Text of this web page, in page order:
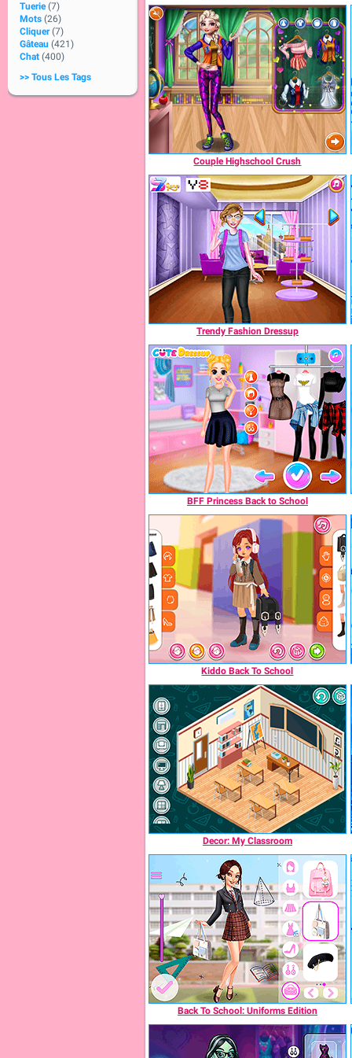
Tuerie (7)
Mots (26)
Cliquer (7)
Gâteau (421)
Chat (400)
>> Tous Les Tags
Couple Highschool Crush
Trendy Fashion Dressup
BFF Princess Back to School
Kiddo Back To School
Decor: My Classroom
Back To School: Uniforms Edition